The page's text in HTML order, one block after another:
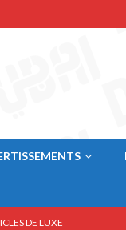
DE LUXE